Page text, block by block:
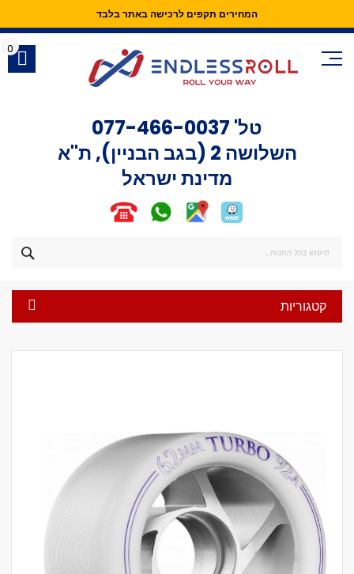
המחירים תקפים לרכישה באתר בלבד
Skip
Content
טל' 077-466-0037
השלושה 2 (בגב הבניין), ת"א
מדינת ישראל
0
קטגוריות